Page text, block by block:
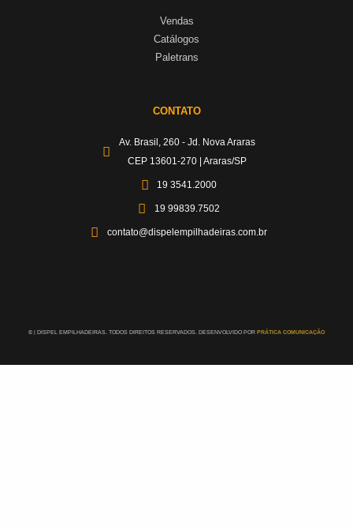
Vendas
Catálogos
Paletrans
CONTATO
Av. Brasil, 260 - Jd. Nova Araras
CEP 13601-270 | Araras/SP
19 3541.2000
19 99839.7502
contato@dispelempilhadeiras.com.br
© | DISPEL EMPILHADEIRAS. TODOS DIREITOS RESERVADOS. DESENVOLVIDO POR PRÁTICA COMUNICAÇÃO